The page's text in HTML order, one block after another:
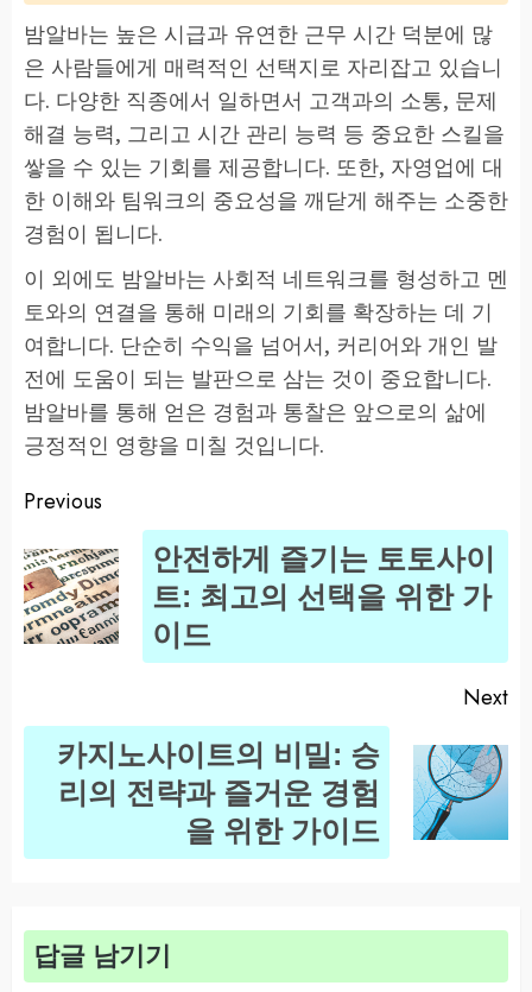
밤알바는 높은 시급과 유연한 근무 시간 덕분에 많
은 사람들에게 매력적인 선택지로 자리잡고 있습니
다. 다양한 직종에서 일하면서 고객과의 소통, 문제
해결 능력, 그리고 시간 관리 능력 등 중요한 스킬을
쌓을 수 있는 기회를 제공합니다. 또한, 자영업에 대
한 이해와 팀워크의 중요성을 깨닫게 해주는 소중한
경험이 됩니다.
이 외에도 밤알바는 사회적 네트워크를 형성하고 멘
토와의 연결을 통해 미래의 기회를 확장하는 데 기
여합니다. 단순히 수익을 넘어서, 커리어와 개인 발
전에 도움이 되는 발판으로 삼는 것이 중요합니다.
밤알바를 통해 얻은 경험과 통찰은 앞으로의 삶에
긍정적인 영향을 미칠 것입니다.
Post
navigation
Previous
안전하게 즐기는 토토사이
트: 최고의 선택을 위한 가
이드
Next
Next
카지노사이트의 비밀: 승
리의 전략과 즐거운 경험
을 위한 가이드
답글 남기기